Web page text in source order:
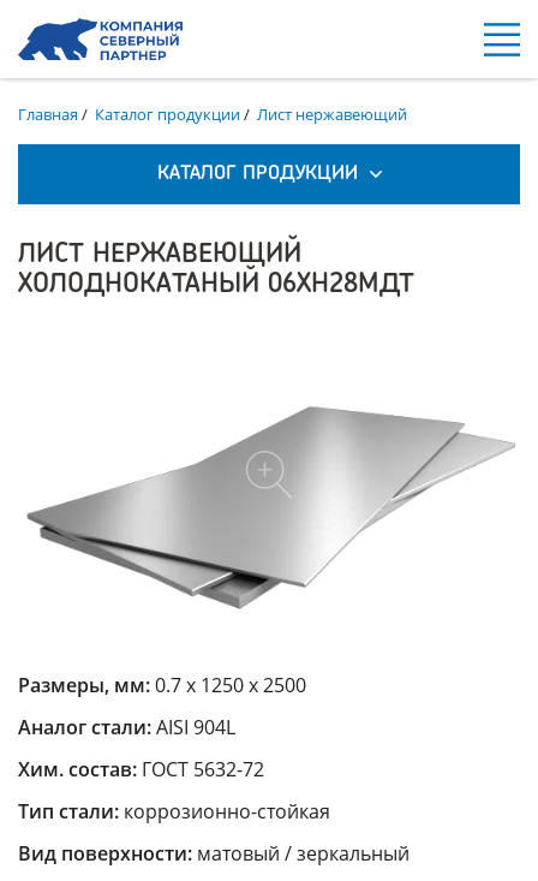
Главная/ Каталог продукции/ Лист нержавеющий
КАТАЛОГ ПРОДУКЦИИ
ЛИСТ НЕРЖАВЕЮЩИЙ
ХОЛОДНОКАТАНЫЙ 06ХН28МДТ
Размеры, мм:0.7 х 1250 х 2500
Аналог стали:AISI 904L
Хим. состав: ГОСТ 5632-72
Тип стали: коррозионно-стойкая
Вид поверхности: матовый / зеркальный